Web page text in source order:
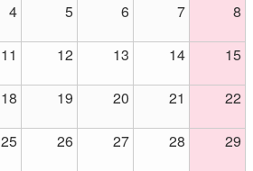
4 5 6 7 8
11 12 13 14 15
18 19 20 21 22
25 26 27 28 29